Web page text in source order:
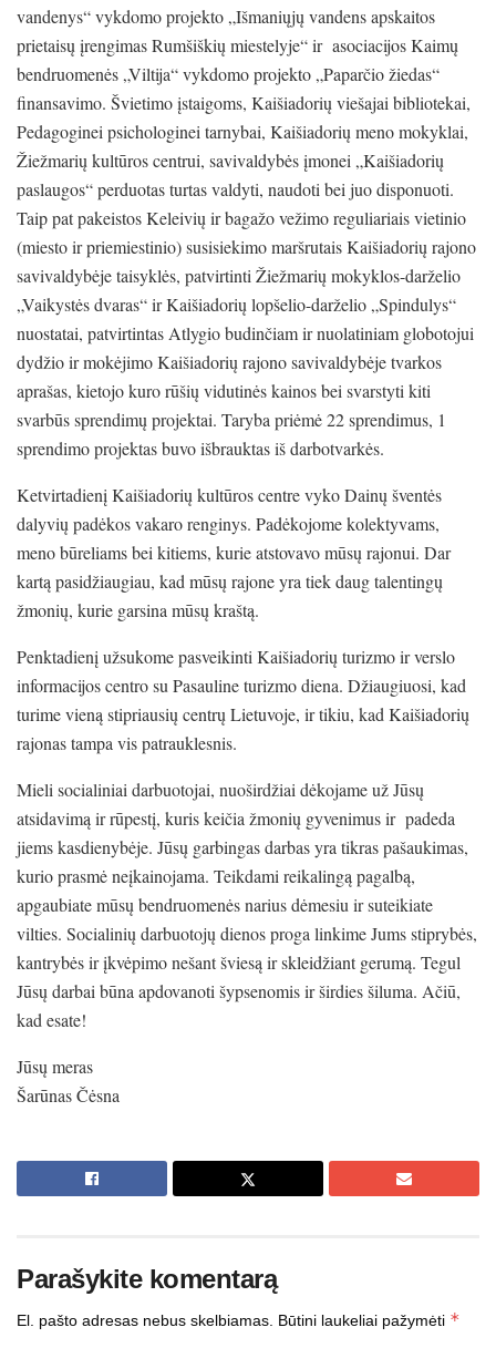
vandenys“ vykdomo projekto „Išmaniųjų vandens apskaitos
prietaisų įrengimas Rumšiškių miestelyje“ ir asociacijos Kaimų
bendruomenės „Viltija“ vykdomo projekto „Paparčio žiedas“
finansavimo. Švietimo įstaigoms, Kaišiadorių viešajai bibliotekai,
Pedagoginei psichologinei tarnybai, Kaišiadorių meno mokyklai,
Žiežmarių kultūros centrui, savivaldybės įmonei „Kaišiadorių
paslaugos“ perduotas turtas valdyti, naudoti bei juo disponuoti.
Taip pat pakeistos Keleivių ir bagažo vežimo reguliariais vietinio
(miesto ir priemiestinio) susisiekimo maršrutais Kaišiadorių rajono
savivaldybėje taisyklės, patvirtinti Žiežmarių mokyklos-darželio
„Vaikystės dvaras“ ir Kaišiadorių lopšelio-darželio „Spindulys“
nuostatai, patvirtintas Atlygio budinčiam ir nuolatiniam globotojui
dydžio ir mokėjimo Kaišiadorių rajono savivaldybėje tvarkos
aprašas, kietojo kuro rūšių vidutinės kainos bei svarstyti kiti
svarbūs sprendimų projektai. Taryba priėmė 22 sprendimus, 1
sprendimo projektas buvo išbrauktas iš darbotvarkės.
Ketvirtadienį Kaišiadorių kultūros centre vyko Dainų šventės
dalyvių padėkos vakaro renginys. Padėkojome kolektyvams,
meno būreliams bei kitiems, kurie atstovavo mūsų rajonui. Dar
kartą pasidžiaugiau, kad mūsų rajone yra tiek daug talentingų
žmonių, kurie garsina mūsų kraštą.
Penktadienį užsukome pasveikinti Kaišiadorių turizmo ir verslo
informacijos centro su Pasauline turizmo diena. Džiaugiuosi, kad
turime vieną stipriausių centrų Lietuvoje, ir tikiu, kad Kaišiadorių
rajonas tampa vis patrauklesnis.
Mieli socialiniai darbuotojai, nuoširdžiai dėkojame už Jūsų
atsidavimą ir rūpestį, kuris keičia žmonių gyvenimus ir padeda
jiems kasdienybėje. Jūsų garbingas darbas yra tikras pašaukimas,
kurio prasmė neįkainojama. Teikdami reikalingą pagalbą,
apgaubiate mūsų bendruomenės narius dėmesiu ir suteikiate
vilties. Socialinių darbuotojų dienos proga linkime Jums stiprybės,
kantrybės ir įkvėpimo nešant šviesą ir skleidžiant gerumą. Tegul
Jūsų darbai būna apdovanoti šypsenomis ir širdies šiluma. Ačiū,
kad esate!
Jūsų meras
Šarūnas Čėsna
Parašykite komentarą
El. pašto adresas nebus skelbiamas. Būtini laukeliai pažymėti *